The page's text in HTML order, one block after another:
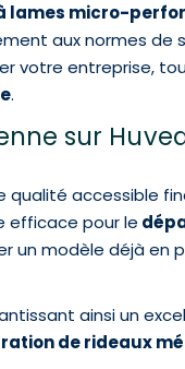
lames micro-
aux normes de
votre entreprise,
.
sur
qualité accessible
efficace pour le
un modèle déjà en
ainsi un
de rideaux